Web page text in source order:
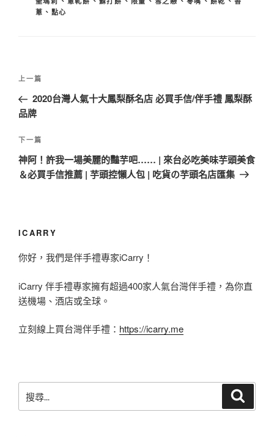
蔥 、 點心
文
導
覽
上
一
篇
章
上一篇
2020台灣人氣十大鳳梨酥名店 必買手信/伴手禮 鳳梨酥
品牌
下
一
篇
下一篇
神阿！許我一場美麗的豔芋吧…… | 來台必吃美味芋頭美食
＆必買手信推薦 | 芋頭控懶人包 | 吃貨の芋頭名店匯集
ICARRY
你好，我們是伴手禮專家iCarry！
iCarry 伴手禮專家擁有超過400家人氣台灣伴手禮，為你直
送機場、酒店或全球。
立刻線上買台灣伴手禮： https://icarry.me
尋